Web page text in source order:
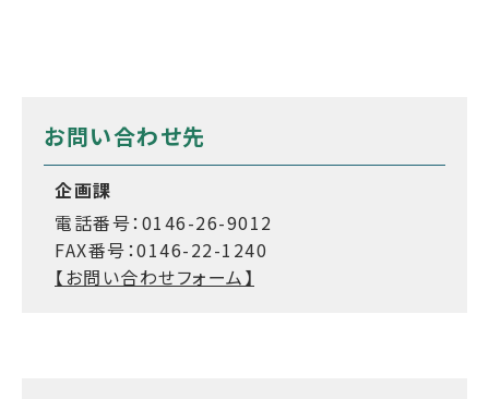
お問い合わせ先
企画課
電話番号：0146-26-9012
FAX番号：0146-22-1240
【お問い合わせフォーム】